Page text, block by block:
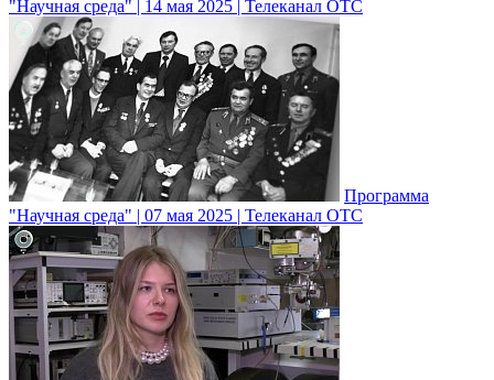
"Научная среда" | 14 мая 2025 | Телеканал ОТС
Программа
"Научная среда" | 07 мая 2025 | Телеканал ОТС